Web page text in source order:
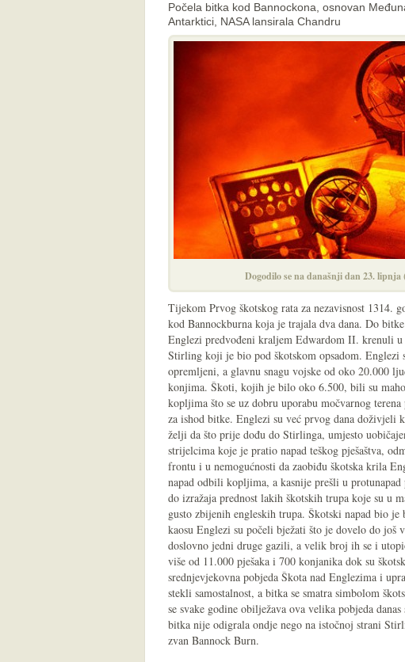
Počela bitka kod Bannockona, osnovan
Antarktici, NASA lansirala Chandru
Dogodilo se na današnji dan 23.
Tijekom Prvog škotskog rata za nezavisnost 1314.
kod Bannockburna koja je trajala dva dana. Do
Englezi predvođeni kraljem Edwardom II. krenuli u
Stirling koji je bio pod škotskom opsadom. Englezi
opremljeni, a glavnu snagu vojske od oko 20.000
konjima. Škoti, kojih je bilo oko 6.500, bili su
kopljima što se uz dobru uporabu močvarnog
za ishod bitke. Englezi su već prvog dana doživjeli
želji da što prije dođu do Stirlinga, umjesto
strijelcima koje je pratio napad teškog pješaštva,
frontu i u nemogućnosti da zaobiđu škotska krila
napad odbili kopljima, a kasnije prešli u
do izražaja prednost lakih škotskih trupa koje su u
gusto zbijenih engleskih trupa. Škotski napad bio
kaosu Englezi su počeli bježati što je dovelo do
doslovno jedni druge gazili, a velik broj ih se i
više od 11.000 pješaka i 700 konjanika dok su
srednjevjekovna pobjeda Škota nad Englezima i
stekli samostalnost, a bitka se smatra simbolom
se svake godine obilježava ova velika pobjeda
bitka nije odigrala ondje nego na istočnoj strani
zvan Bannock Burn.